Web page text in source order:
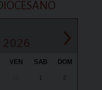
2026 ›
VEN SAB DOM
1 2